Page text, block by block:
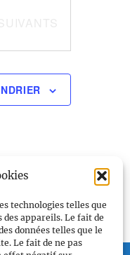
technologies telles que
appareils. Le fait de
données telles que le
Le fait de ne pas